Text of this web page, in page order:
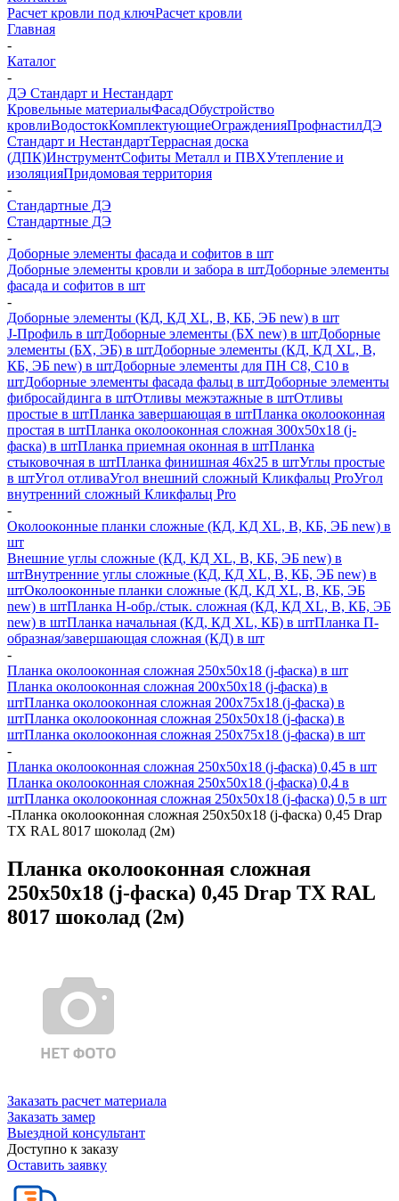
Расчет кровли под ключРасчет кровли
Главная
-
Каталог
-
ДЭ Стандарт и Нестандарт
Кровельные материалыФасадОбустройство
кровлиВодостокКомплектующиеОгражденияПрофнастилДЭ
Стандарт и НестандартТеррасная доска
(ДПК)ИнструментСофиты Металл и ПВХУтепление и
изоляцияПридомовая территория
-
Стандартные ДЭ
Стандартные ДЭ
-
Доборные элементы фасада и софитов в шт
Доборные элементы кровли и забора в штДоборные элементы
фасада и софитов в шт
-
Доборные элементы (КД, КД XL, В, КБ, ЭБ new) в шт
J-Профиль в штДоборные элементы (БХ new) в штДоборные
элементы (БХ, ЭБ) в штДоборные элементы (КД, КД XL, В,
КБ, ЭБ new) в штДоборные элементы для ПН С8, С10 в
штДоборные элементы фасада фальц в штДоборные элементы
фибросайдинга в штОтливы межэтажные в штОтливы
простые в штПланка завершающая в штПланка околооконная
простая в штПланка околооконная сложная 300х50х18 (j-
фаска) в штПланка приемная оконная в штПланка
стыковочная в штПланка финишная 46х25 в штУглы простые
в штУгол отливаУгол внешний сложный Кликфальц ProУгол
внутренний сложный Кликфальц Pro
-
Околооконные планки сложные (КД, КД XL, В, КБ, ЭБ new) в
шт
Внешние углы сложные (КД, КД XL, В, КБ, ЭБ new) в
штВнутренние углы сложные (КД, КД XL, В, КБ, ЭБ new) в
штОколооконные планки сложные (КД, КД XL, В, КБ, ЭБ
new) в штПланка H-обр./стык. сложная (КД, КД XL, В, КБ, ЭБ
new) в штПланка начальная (КД, КД XL, КБ) в штПланка П-
образная/завершающая сложная (КД) в шт
-
Планка околооконная сложная 250х50х18 (j-фаска) в шт
Планка околооконная сложная 200х50х18 (j-фаска) в
штПланка околооконная сложная 200х75х18 (j-фаска) в
штПланка околооконная сложная 250х50х18 (j-фаска) в
штПланка околооконная сложная 250х75х18 (j-фаска) в шт
-
Планка околооконная сложная 250х50х18 (j-фаска) 0,45 в шт
Планка околооконная сложная 250х50х18 (j-фаска) 0,4 в
штПланка околооконная сложная 250х50х18 (j-фаска) 0,5 в шт
-Планка околооконная сложная 250х50х18 (j-фаска) 0,45 Drap
TX RAL 8017 шоколад (2м)
Планка околооконная сложная
250х50х18 (j-фаска) 0,45 Drap TX RAL
8017 шоколад (2м)
Заказать расчет материала
Заказать замер
Выездной консультант
Доступно к заказу
Оставить заявку